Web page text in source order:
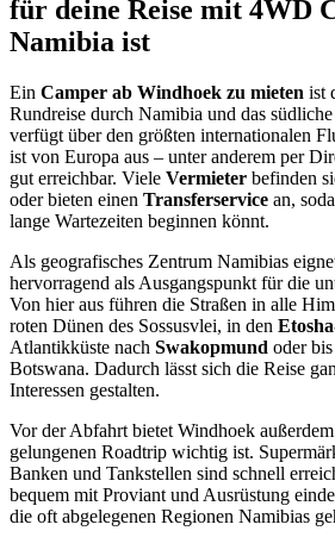
für deine Reise mit 4WD
Namibia ist
Ein Camper ab Windhoek zu mieten ist
Rundreise durch Namibia und das
verfügt über den größten internationalen
ist von Europa aus – unter anderem per
gut erreichbar. Viele Vermieter befinden
oder bieten einen Transferservice an,
lange Wartezeiten beginnen könnt.
Als geografisches Zentrum Namibias
hervorragend als Ausgangspunkt für die
Von hier aus führen die Straßen in alle
roten Dünen des Sossusvlei, in den
Atlantikküste nach Swakopmund oder
Botswana. Dadurch lässt sich die Reise
Interessen gestalten.
Vor der Abfahrt bietet Windhoek
gelungenen Roadtrip wichtig ist.
Banken und Tankstellen sind schnell
bequem mit Proviant und Ausrüstung
die oft abgelegenen Regionen Namibias